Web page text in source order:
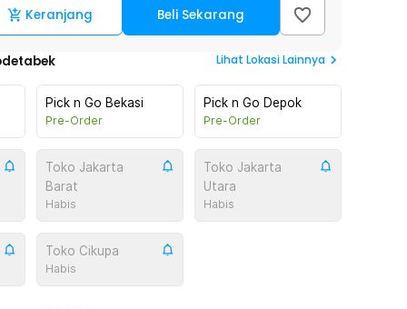
Keranjang Beli Sekarang
Lihat Lokasi Lainnya
Pick n Go Bekasi
Pre-Order
Pick n Go Depok
Pre-Order
Toko Jakarta
Barat
Habis
Toko Jakarta
Utara
Habis
Toko Cikupa
Habis